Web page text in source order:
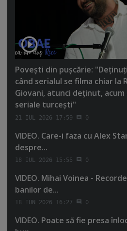
Poveşti din puşcărie:
când serialul se filma chiar la
Giovani, atunci deţinut,
seriale turceşti"
21 IUL 2026 17:59 0
VIDEO. Care-i faza cu Alex
despre...
18 IUL 2026 15:55 0
VIDEO. Mihai Voinea -
banilor de...
18 IUN 2026 16:27 0
VIDEO. Poate să fie presa